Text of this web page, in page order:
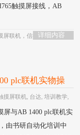
触摸屏接线，AB
详细内容
屏联机 ，信捷触摸屏，触
plc联机实物操
中心制作
HOT
摸屏联机, 台达,培训教学,
屏与AB 1400 plc联机实
由书研自动化培训中